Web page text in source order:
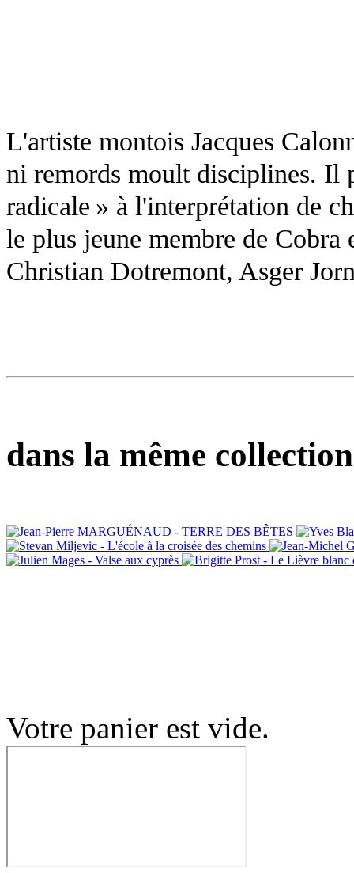
L'artiste montois Jacques
ni remords moult disciplines. Il
radicale » à l'interprétation de
le plus jeune membre de
Christian Dotremont, Asger
dans la même collection
Votre panier est vide.